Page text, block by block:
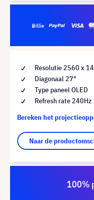
Resolutie 2560 x
Diagonaal 27"
Type paneel OLED
Refresh rate 240Hz
Bereken het
Naar de
100%